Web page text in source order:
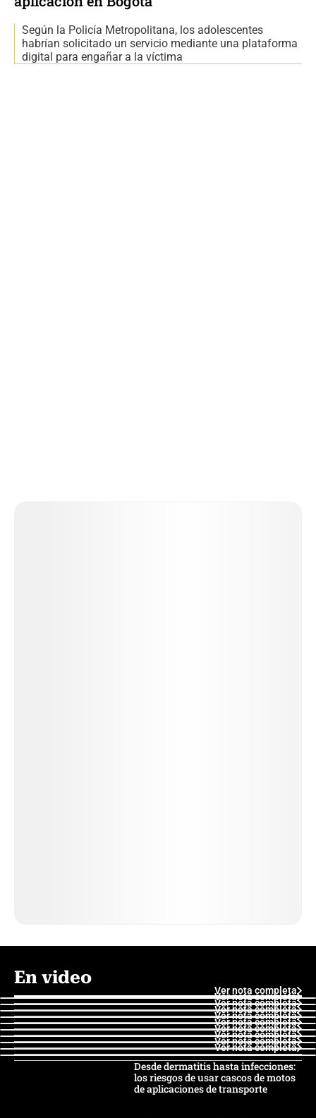
Según la Policía Metropolitana, los adolescentes
habrían solicitado un servicio mediante una plataforma
digital para engañar a la víctima
En video
Ver nota completa
Ver nota completa
Ver nota completa
Ver nota completa
Ver nota completa
Ver nota completa
Ver nota completa
Ver nota completa
Ver nota completa
Ver nota completa
Desde dermatitis hasta infecciones:
los riesgos de usar cascos de motos
de aplicaciones de transporte